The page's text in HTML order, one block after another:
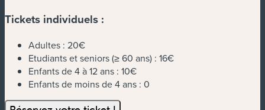
Tickets individuels :
Adultes : 20€
Etudiants et seniors (≥ 60 ans) : 16€
Enfants de 4 à 12 ans : 10€
Enfants de moins de 4 ans : 0